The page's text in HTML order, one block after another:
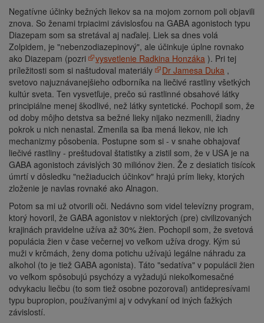
Negatívne účinky bežných liekov sa na mojom zornom poli objavili
znova. So ženami trpiacimi závislosťou na GABA agonistoch typu
Diazepam som sa stretával aj naďalej. Liek sa dnes volá
Zolpidem, je "nebenzodiazepinový", ale účinkuje úplne rovnako
ako Diazepam (pozri
vysvetlenie Radkina Honzáka ). Pri tej
príležitosti som si naštudoval materiály
Dr Jamesa Duka ,
svetovo najuznávanejšieho odborníka na liečivé rastliny všetkých
kultúr sveta. Ten vysvetľuje, prečo sú rastlinné obsahové látky
principiálne menej škodlivé, než látky syntetické. Pochopil som, že
od doby môjho detstva sa bežné lieky nijako nezmenili, žiadny
pokrok u nich nenastal. Zmenila sa iba mená liekov, nie ich
mechanizmy pôsobenia. Postupne som si - v snahe obhajovať
liečivé rastliny - preštudoval štatistiky a zistil som, že v USA je na
GABA agonistoch závislých 30 miliónov žien. Že z desiatich tisícok
úmrtí v dôsledku "nežiaducich účinkov" hrajú prím lieky, ktorých
zloženie je navlas rovnaké ako Alnagon.
Potom sa mi už otvorili oči. Nedávno som videl televízny program,
ktorý hovoril, že GABA agonistov v niektorých (pre) civilizovaných
krajinách pravidelne užíva až 30% žien. Pochopil som, že svetová
populácia žien v čase večernej vo veľkom užíva drogy. Kým sú
muži v krčmách, ženy doma potichu užívajú legálne náhradu za
alkohol (to je tiež GABA agonista). Táto "sedatíva" v populácii žien
vo veľkom spôsobujú psychózy a vyžadujú niekoľkomesačné
odvykaciu liečbu (to som tiež osobne pozoroval) antidepresívami
typu bupropion, používanými aj v odvykaní od iných ťažkých
závislostí.